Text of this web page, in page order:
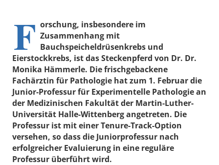
F orschung, insbesondere im
Zusammenhang mit
Bauchspeicheldrüsenkrebs und
Eierstockkrebs, ist das Steckenpferd von Dr. Dr.
Monika Hämmerle. Die frischgebackene
Fachärztin für Pathologie hat zum 1. Februar die
Junior-Professur für Experimentelle Pathologie an
der Medizinischen Fakultät der Martin-Luther-
Universität Halle-Wittenberg angetreten. Die
Professur ist mit einer Tenure-Track-Option
versehen, so dass die Juniorprofessur nach
erfolgreicher Evaluierung in eine reguläre
Professur überführt wird.